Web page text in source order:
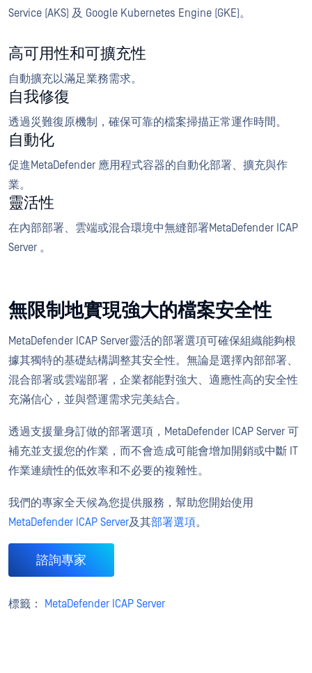
Service (AKS) 及 Google Kubernetes Engine (GKE)。
高可用性和可擴充性
自動擴充以滿足業務需求。
自我修復
透過災難復原機制，確保可靠的檔案掃描正常運作時間。
自動化
促進MetaDefender 應用程式容器的自動化部署、擴充與作
業。
靈活性
在內部部署、雲端或混合環境中無縫部署MetaDefender ICAP
Server 。
無限制地實現強大的檔案安全性
MetaDefender ICAP Server靈活的部署選項可確保組織能夠根
據其獨特的基礎結構調整其安全性。無論是選擇內部部署、
混合部署或雲端部署，企業都能對強大、適應性高的安全性
充滿信心，並與營運需求完美結合。
透過支援量身訂做的部署選項，MetaDefender ICAP Server 可
補充並支援您的作業，而不會造成可能會增加開銷或中斷 IT
作業連續性的低效率和不必要的複雜性。
我們的專家全天候為您提供服務，幫助您開始使用
MetaDefender ICAP Server及其部署選項。
諮詢專家
標籤： MetaDefender ICAP Server